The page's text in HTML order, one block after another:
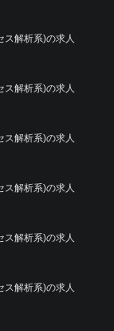
ス解析系)の求人
ス解析系)の求人
ス解析系)の求人
ス解析系)の求人
ス解析系)の求人
ス解析系)の求人